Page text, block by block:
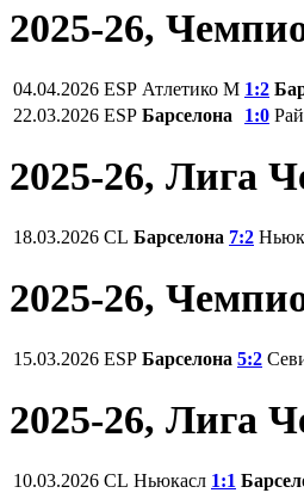
2025-26,
04.04.2026 ESP Атлетико М 1:2
22.03.2026 ESP Барселона 1:0
2025-26, Лига
18.03.2026 CL Барселона 7:2
2025-26,
15.03.2026 ESP Барселона 5:2
2025-26, Лига
10.03.2026 CL Ньюкасл 1:1